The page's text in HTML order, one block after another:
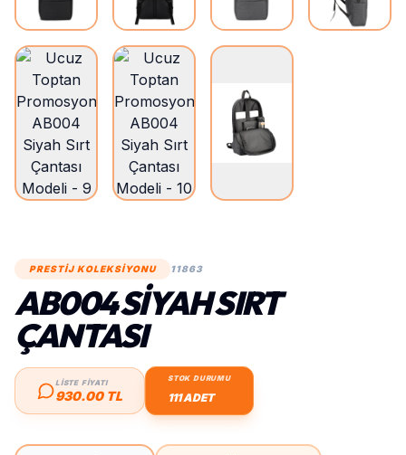
PRESTİJ KOLEKSİYONU 11863
AB004 SIYAH SIRT
ÇANTASI
LİSTE FİYATI
930.00 TL
STOK DURUMU
111 ADET